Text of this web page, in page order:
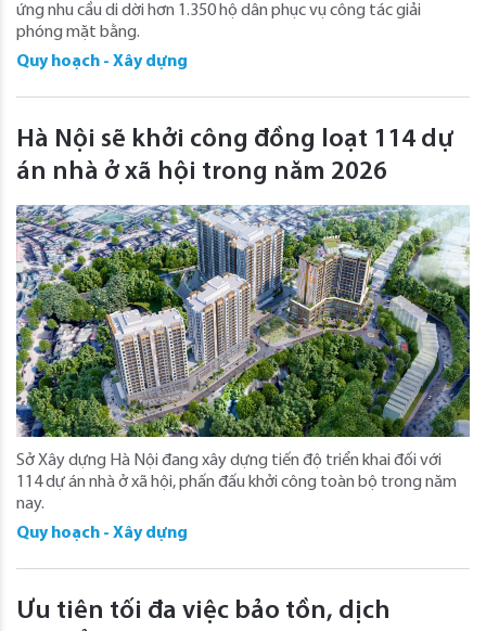
ứng nhu cầu di dời hơn 1.350 hộ dân phục vụ công tác giải
phóng mặt bằng.
Quy hoạch - Xây dựng
Hà Nội sẽ khởi công đồng loạt 114 dự
án nhà ở xã hội trong năm 2026
Sở Xây dựng Hà Nội đang xây dựng tiến độ triển khai đối với
114 dự án nhà ở xã hội, phấn đấu khởi công toàn bộ trong năm
nay.
Quy hoạch - Xây dựng
Ưu tiên tối đa việc bảo tồn, dịch